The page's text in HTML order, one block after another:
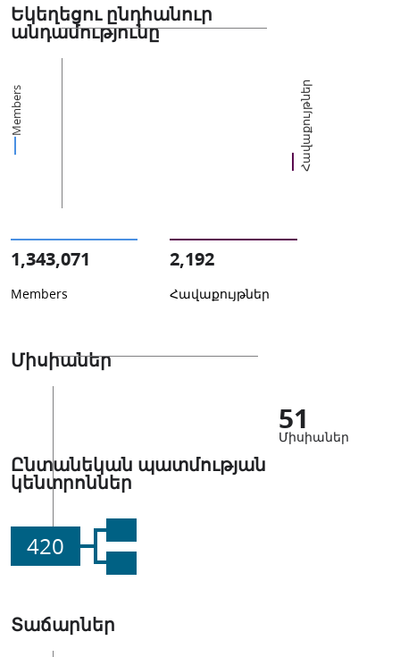
Եկեղեցու ընդհանուր
անդամությունը
Members Հավաքույթներ
1,343,071
Members
2,192
Հավաքույթներ
Միսիաներ
51
Միսիաներ
Ընտանեկան պատմության
կենտրոններ
420
Տաճարներ